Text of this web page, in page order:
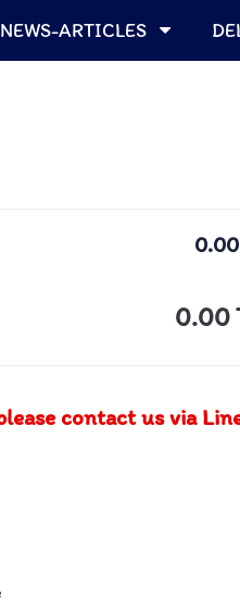
NEWS-ARTICLES
0.00
contact us via